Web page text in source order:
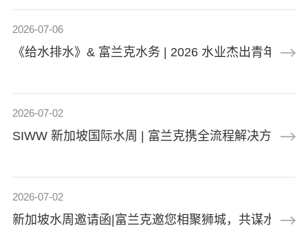
2026-07-06
《给水排水》& 富兰克水务 | 2026 水业杰出青年中国
2026-07-02
SIWW 新加坡国际水周 | 富兰克携全流程解决方案亮
2026-07-02
新加坡水周邀请函|富兰克邀您相聚狮城，共谋水业合